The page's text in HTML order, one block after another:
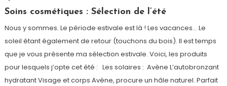
Paris
Soins cosmétiques : Sélection de l’été
Nous y sommes. Le période estivale est là ! Les vacances… Le
soleil étant également de retour (touchons du bois). Il est temps
que je vous présente ma sélection estivale. Voici, les produits
pour lesquels j’opte cet été : Les solaires : Avène L’autobronzant
hydratant Visage et corps Avène, procure un hâle naturel. Parfait